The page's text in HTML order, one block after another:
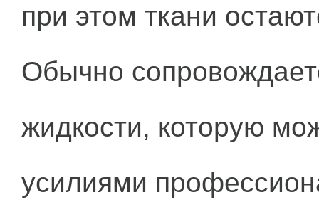
при этом ткани
Обычно
жидкости, которую
усилиями